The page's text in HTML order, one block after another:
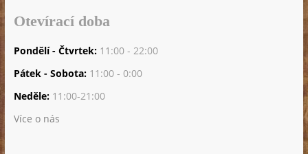
Otevírací doba
Pondělí - Čtvrtek: 11:00 - 22:00
Pátek - Sobota:11:00 - 0:00
Neděle:11:00-21:00
Více o nás